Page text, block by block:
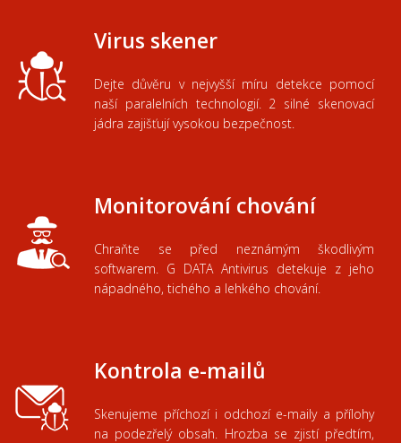
Virus skener
Dejte důvěru v nejvyšší míru detekce pomocí
naší paralelních technologií. 2 silné skenovací
jádra zajišťují vysokou bezpečnost.
Monitorování chování
Chraňte se před neznámým
škodlivým
softwarem. G DATA Antivirus detekuje z jeho
nápadného, tichého a lehkého chování.
Kontrola e-mailů
Skenujeme příchozí i odchozí e-maily a přílohy
na podezřelý obsah. Hrozba se zjistí předtím,